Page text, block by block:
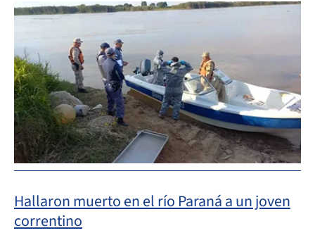
Hallaron muerto en el río Paraná a un joven
correntino